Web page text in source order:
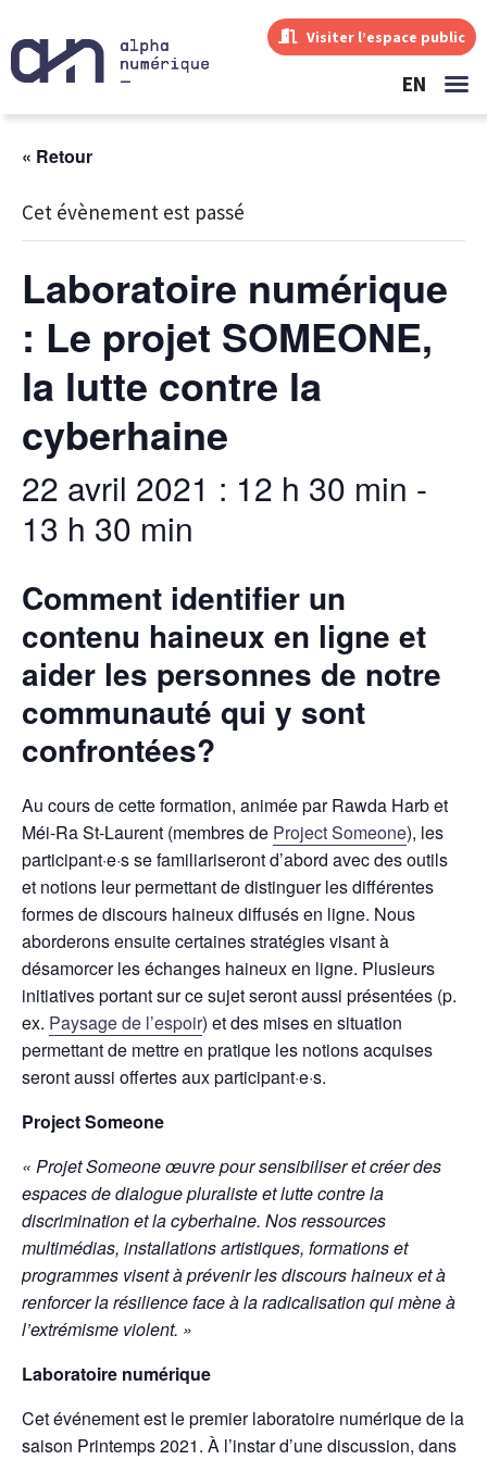
Visiter l’espace public
EN
« Retour
Cet évènement est passé
Laboratoire numérique
: Le projet SOMEONE,
la lutte contre la
cyberhaine
22 avril 2021 : 12 h 30 min -
13 h 30 min
Comment identifier un
contenu haineux en ligne et
aider les personnes de notre
communauté qui y sont
confrontées?
Au cours de cette formation, animée par Rawda Harb et
Méi-Ra St-Laurent (membres de Project Someone), les
participant·e·s se familiariseront d’abord avec des outils
et notions leur permettant de distinguer les différentes
formes de discours haineux diffusés en ligne. Nous
aborderons ensuite certaines stratégies visant à
désamorcer les échanges haineux en ligne. Plusieurs
initiatives portant sur ce sujet seront aussi présentées (p.
ex. Paysage de l’espoir) et des mises en situation
permettant de mettre en pratique les notions acquises
seront aussi offertes aux participant·e·s.
Project Someone
« Projet Someone œuvre pour sensibiliser et créer des
espaces de dialogue pluraliste et lutte contre la
discrimination et la cyberhaine. Nos ressources
multimédias, installations artistiques, formations et
programmes visent à prévenir les discours haineux et à
renforcer la résilience face à la radicalisation qui mène à
l’extrémisme violent. »
Laboratoire numérique
Cet événement est le premier laboratoire numérique de la
saison Printemps 2021. À l’instar d’une discussion, dans